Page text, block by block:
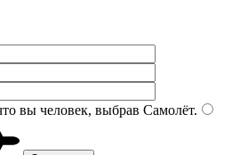
вы человек, выбрав Самолёт.